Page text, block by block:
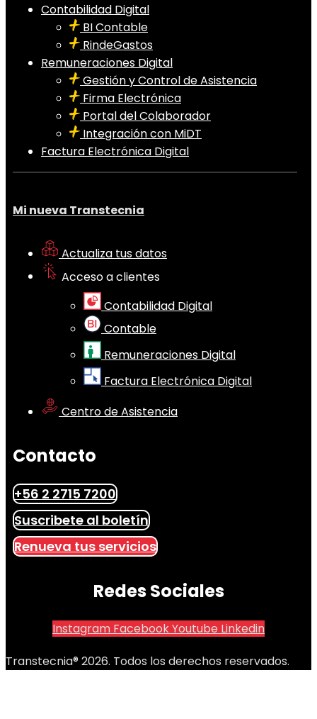
Contabilidad Digital
BI Contable
RindeGastos
Remuneraciones Digital
Gestión y Control de Asistencia
Firma Electrónica
Portal del Colaborador
Integración con MiDT
Factura Electrónica Digital
Mi nueva Transtecnia
Actualiza tus datos
Acceso a clientes
Contabilidad Digital
Contable
Remuneraciones Digital
Factura Electrónica Digital
Centro de Asistencia
Contacto
+56 2 2715 7200
Suscribete al boletín
Renueva tus servicios
Redes Sociales
Instagram FacebookYoutube Linkedin
Transtecnia® 2026. Todos los derechos reservados.